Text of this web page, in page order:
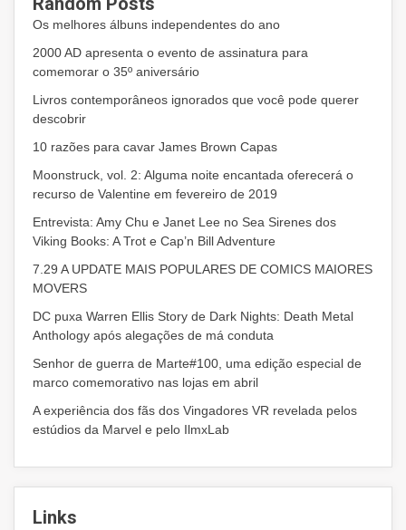
Os melhores álbuns independentes do ano
2000 AD apresenta o evento de assinatura para
comemorar o 35º aniversário
Livros contemporâneos ignorados que você pode querer
descobrir
10 razões para cavar James Brown Capas
Moonstruck, vol. 2: Alguma noite encantada oferecerá o
recurso de Valentine em fevereiro de 2019
Entrevista: Amy Chu e Janet Lee no Sea Sirenes dos
Viking Books: A Trot e Cap’n Bill Adventure
7.29 A UPDATE MAIS POPULARES DE COMICS MAIORES
MOVERS
DC puxa Warren Ellis Story de Dark Nights: Death Metal
Anthology após alegações de má conduta
Senhor de guerra de Marte#100, uma edição especial de
marco comemorativo nas lojas em abril
A experiência dos fãs dos Vingadores VR revelada pelos
estúdios da Marvel e pelo IlmxLab
Links